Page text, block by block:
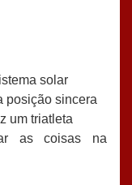
solar
posição sincera
um triatleta
as coisas na